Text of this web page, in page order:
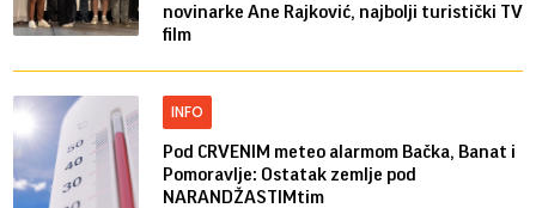
novinarke Ane Rajković, najbolji turistički TV
film
INFO
Pod CRVENIM meteo alarmom Bačka, Banat i
Pomoravlje: Ostatak zemlje pod
NARANDŽASTIMtim